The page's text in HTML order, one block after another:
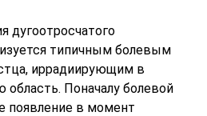
дугоотросчатого
типичным болевым
иррадиирующим в
Поначалу болевой
появление в момент